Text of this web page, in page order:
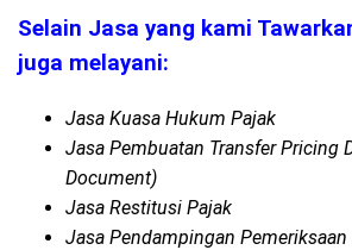
Selain Jasa yang kami
juga melayani:
Jasa Kuasa Hukum Pajak
Jasa Pembuatan Transfer Pricing
Document)
Jasa Restitusi Pajak
Jasa Pendampingan Pemeriksaan